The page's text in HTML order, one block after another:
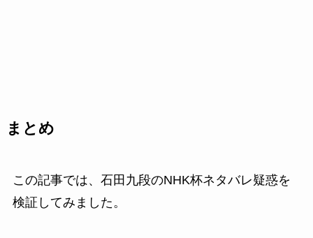
まとめ
この記事では、石田九段のNHK杯ネタバレ疑惑を
検証してみました。